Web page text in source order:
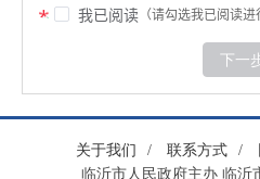
我已阅读（请勾选我已阅读进
下一
关于我们 / 联系方式 /
临沂市人民政府主办 临沂